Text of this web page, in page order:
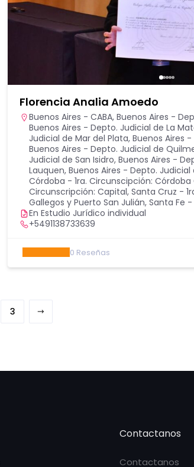
Florencia Analia Amoedo
Buenos Aires - CABA, Buenos Aires -
Buenos Aires - Depto. Judicial de La
Judicial de Mar del Plata, Buenos Aires
Buenos Aires - Depto. Judicial de
Judicial de San Isidro, Buenos Aires -
Lauquen, Buenos Aires - Depto.
Córdoba - 1ra. Circunscipción: Córdoba
Circunscripción: Capital, Santa Cruz -
Gallegos y Puerto San Julián, Santa Fe
En Estudio Jurídico individual
+5491138733639
0 Reseñas
3
Contactanos
Contactanos